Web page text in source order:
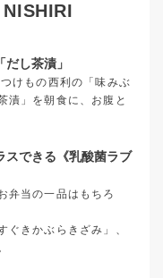
し茶漬」
けもの西利の「味みぶ
漬」を朝食に、お腹と
スできる《乳酸菌ラブ
弁当の一品はもちろ
ぐきかぶらきざみ」、